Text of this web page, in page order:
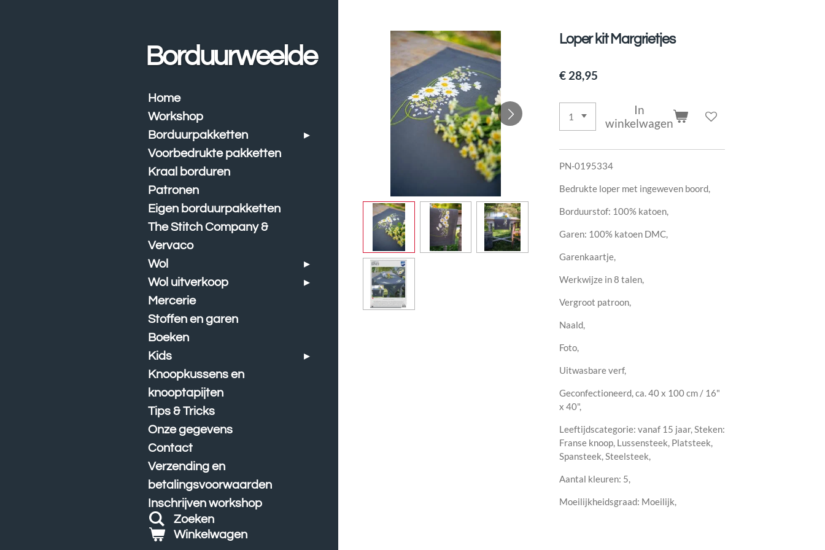
Loper kit Margrietjes
€ 28,95
In
winkelwagen
PN-0195334
Bedrukte loper met ingeweven boord,
Borduurstof: 100% katoen,
Garen: 100% katoen DMC,
Garenkaartje,
Werkwijze in 8 talen,
Vergroot patroon,
Naald,
Foto,
Uitwasbare verf,
Geconfectioneerd, ca. 40 x 100 cm / 16"
x 40",
Leeftijdscategorie: vanaf 15 jaar, Steken:
Franse knoop, Lussensteek, Platsteek,
Spansteek, Steelsteek,
Aantal kleuren: 5,
Moeilijkheidsgraad: Moeilijk,
Borduurweelde
Home
Workshop
Borduurpakketten
Voorbedrukte pakketten
Kraal borduren
Patronen
Eigen borduurpakketten
The Stitch Company &
Vervaco
Wol
Wol uitverkoop
Mercerie
Stoffen en garen
Boeken
Kids
Knoopkussens en
knooptapijten
Tips & Tricks
Onze gegevens
Contact
Verzending en
betalingsvoorwaarden
Inschrijven workshop
Zoeken
Winkelwagen